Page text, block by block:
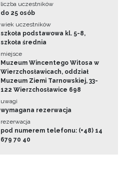
liczba uczestników
do 25 osób
wiek uczestników
szkoła podstawowa kl. 5-8,
szkoła średnia
miejsce
Muzeum Wincentego Witosa w
Wierzchosławicach, oddział
Muzeum Ziemi Tarnowskiej, 33-
122 Wierzchosławice 698
uwagi
wymagana rezerwacja
rezerwacja
pod numerem telefonu: (+48) 14
679 70 40